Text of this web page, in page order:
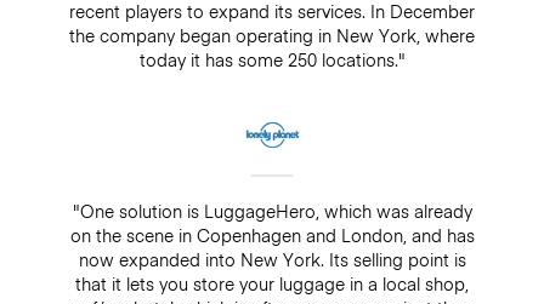
recent players to expand its services. In December
the company began operating in New York, where
today it has some 250 locations."
"One solution is LuggageHero, which was already
on the scene in Copenhagen and London, and has
now expanded into New York. Its selling point is
that it lets you store your luggage in a local shop,